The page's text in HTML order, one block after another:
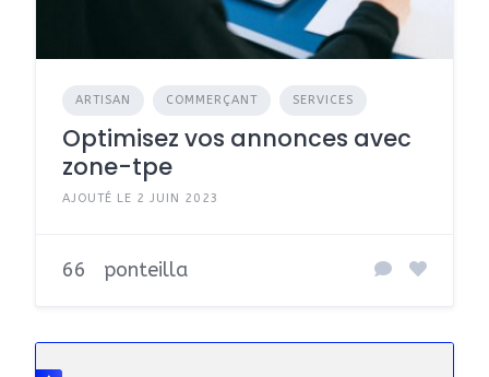
ARTISAN COMMERÇANT SERVICES
Optimisez vos annonces avec
zone-tpe
AJOUTÉ LE 2 JUIN 2023
66 ponteilla